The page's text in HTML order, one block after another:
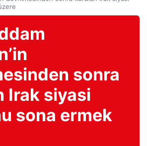
sonra
Irak siyasi
sona ermek